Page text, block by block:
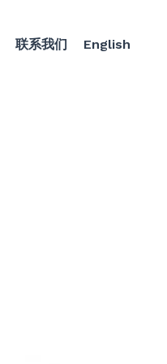
联系我们 English